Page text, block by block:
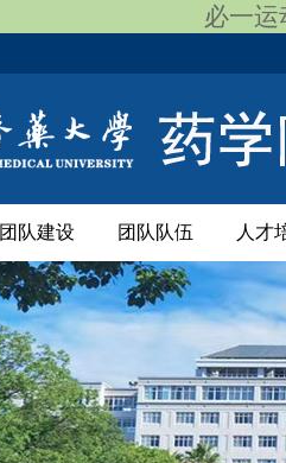
必一运
团队建设 团队队伍 人才